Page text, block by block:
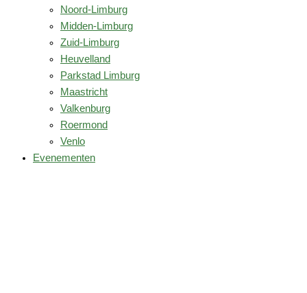
Noord-Limburg
Midden-Limburg
Zuid-Limburg
Heuvelland
Parkstad Limburg
Maastricht
Valkenburg
Roermond
Venlo
Evenementen